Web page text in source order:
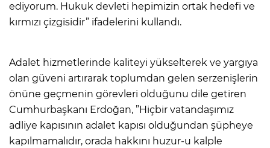
ediyorum. Hukuk devleti hepimizin ortak hedefi ve
kırmızı çizgisidir” ifadelerini kullandı.
Adalet hizmetlerinde kaliteyi yükselterek ve yargıya
olan güveni artırarak toplumdan gelen serzenişlerin
önüne geçmenin görevleri olduğunu dile getiren
Cumhurbaşkanı Erdoğan, ”Hiçbir vatandaşımız
adliye kapısının adalet kapısı olduğundan şüpheye
kapılmamalıdır, orada hakkını huzur-u kalple